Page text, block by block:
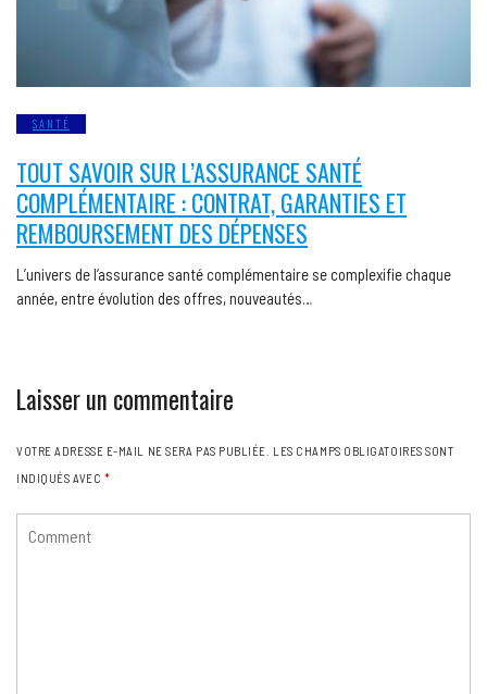
SANTÉ
TOUT SAVOIR SUR L’ASSURANCE SANTÉ
COMPLÉMENTAIRE : CONTRAT, GARANTIES ET
REMBOURSEMENT DES DÉPENSES
L’univers de l’assurance santé complémentaire se complexifie chaque
année, entre évolution des offres, nouveautés…
Laisser un commentaire
VOTRE ADRESSE E-MAIL NE SERA PAS PUBLIÉE.
LES CHAMPS OBLIGATOIRES SONT
INDIQUÉS AVEC *